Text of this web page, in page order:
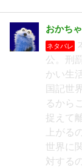
おかち
ネタバレ
公。刑
かい生
国記世
るから
捉えて
上がる
世界に
対する